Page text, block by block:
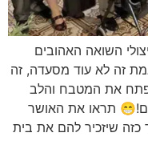
השואה האהובים
זה לא עוד מסעדה, זה
את המטבח והלב
תראו את האושר
כזה שיזכיר להם את בית